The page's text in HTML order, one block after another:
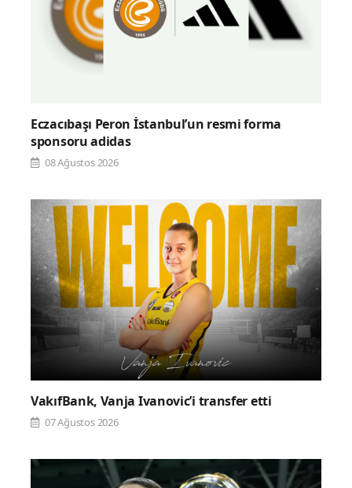
Eczacıbaşı Peron İstanbul’un resmi forma
sponsoru adidas
08 Ağustos 2026
VakıfBank, Vanja Ivanovic’i transfer etti
07 Ağustos 2026